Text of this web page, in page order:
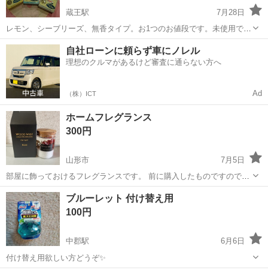
蔵王駅
7月28日
レモン、シーブリーズ、無香タイプ。お1つのお値段です。未使用で
す。自宅保管の為ご理解のある方宜しくお願い致します。
山形 山形市 蔵王駅 芳香剤、消臭剤
自社ローンに頼らず車にノレル
理想のクルマがあるけど審査に通らない方へ
（株）ICT Ad
ホームフレグランス
300円
山形市
7月5日
部屋に飾っておけるフレグランスです。 前に購入したものですので、
香りは部屋に広がるほど強くはありませんが、蓋を開けると香りま
す。 ライトが付いているので、LEDライトとしても使用できます。 ラ
イトは付けずに使っていたので、...
山形 山形市 芳香剤、消臭剤
ブルーレット 付け替え用
100円
中郡駅
6月6日
付け替え用欲しい方どうぞ✨